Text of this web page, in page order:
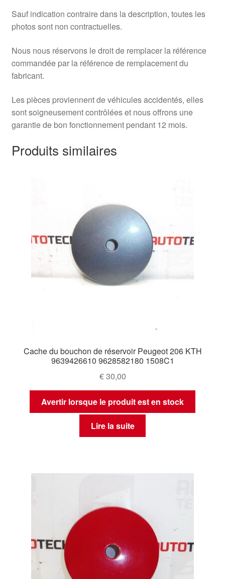
Sauf indication contraire dans la description, toutes les
photos sont non contractuelles.
Nous nous réservons le droit de remplacer la référence
commandée par la référence de remplacement du
fabricant.
Les pièces proviennent de véhicules accidentés, elles
sont soigneusement contrôlées et nous offrons une
garantie de bon fonctionnement pendant 12 mois.
Produits similaires
Cache du bouchon de réservoir Peugeot 206 KTH
9639426610 9628582180 1508C1
€30,00
Avertir lorsque le produit est en stock
Lire la suite